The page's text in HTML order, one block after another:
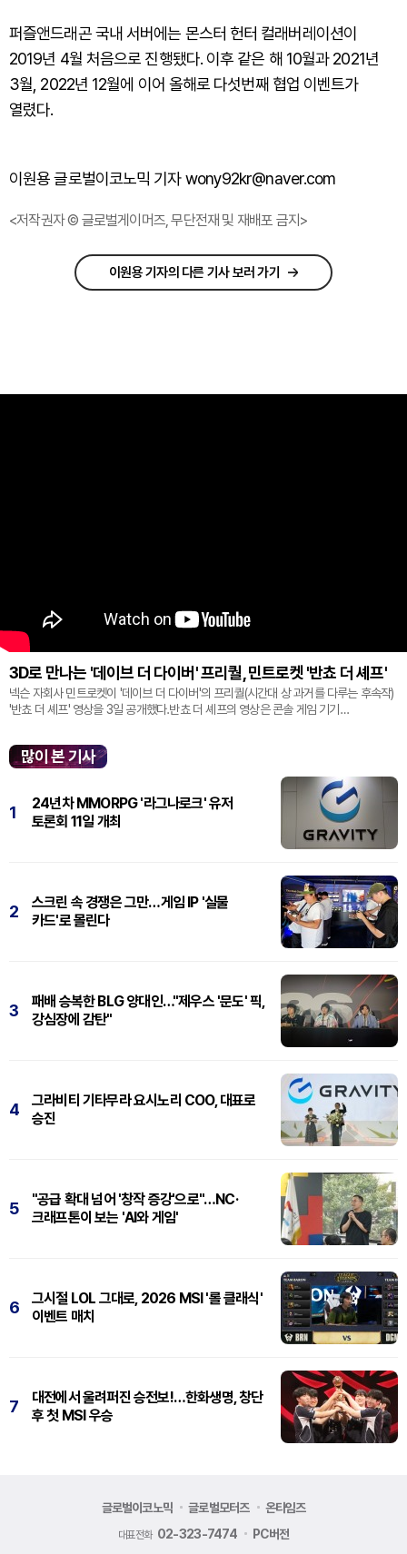
퍼즐앤드래곤 국내 서버에는 몬스터 헌터 컬래버레이션이
2019년 4월 처음으로 진행됐다. 이후 같은 해 10월과 2021년
3월, 2022년 12월에 이어 올해로 다섯번째 협업 이벤트가
열렸다.
이원용 글로벌이코노믹 기자 wony92kr@naver.com
<저작권자 © 글로벌게이머즈, 무단전재 및 재배포 금지>
이원용 기자의 다른 기사 보러 가기
3D로 만나는 '데이브 더 다이버' 프리퀄, 민트로켓 '반쵸 더 셰프'
넥슨 자회사 민트로켓이 '데이브 더 다이버'의 프리퀄(시간대 상 과거를 다루는 후속작)
'반쵸 더 셰프' 영상을 3일 공개했다.반쵸 더 셰프의 영상은 콘솔 게임 기기
많이 본 기사
1
24년차 MMORPG '라그나로크' 유저
토론회 11일 개최
2
스크린 속 경쟁은 그만…게임 IP '실물
카드'로 몰린다
3
패배 승복한 BLG 양대인…"제우스 '문도' 픽,
강심장에 감탄"
4
그라비티 기타무라 요시노리 COO, 대표로
승진
5
"공급 확대 넘어 '창작 증강'으로"…NC·
크래프톤이 보는 'AI와 게임'
6
그시절 LOL 그대로, 2026 MSI '롤 클래식'
이벤트 매치
7
대전에서 울려퍼진 승전보!…한화생명, 창단
후 첫 MSI 우승
글로벌이코노믹 글로벌모터즈 온타임즈
대표전화 02-323-7474 PC버전